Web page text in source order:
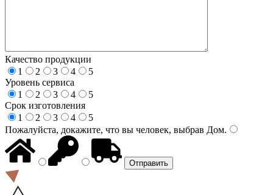
Качество продукции
1
2 3 4
5
Уровень сервиса
1
2 3 4
5
Срок изготовления
1
2 3 4
5
Пожалуйста, докажите, что вы человек, выбрав Дом.